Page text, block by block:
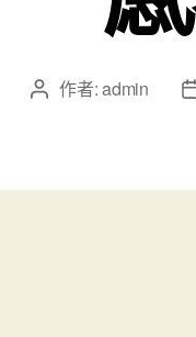
文 作者:admin